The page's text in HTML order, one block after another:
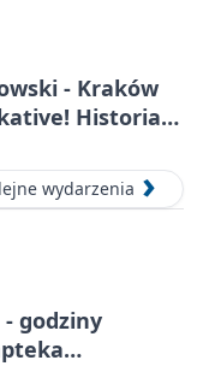
- Kraków
Historia
wydarzenia
godziny